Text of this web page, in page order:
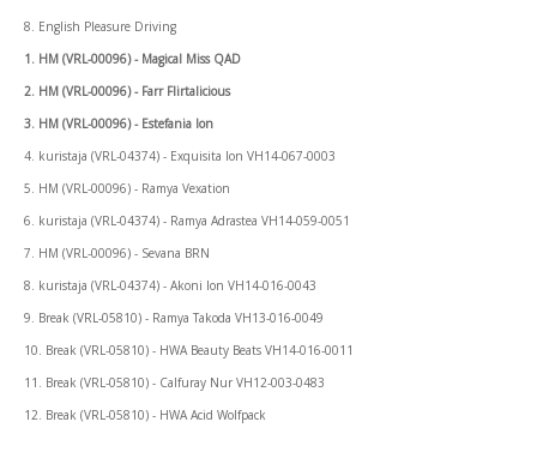
8. English Pleasure Driving
1. HM (VRL-00096) - Magical Miss QAD
2. HM (VRL-00096) - Farr Flirtalicious
3. HM (VRL-00096) - Estefania Ion
4. kuristaja (VRL-04374) - Exquisita Ion VH14-067-0003
5. HM (VRL-00096) - Ramya Vexation
6. kuristaja (VRL-04374) - Ramya Adrastea VH14-059-0051
7. HM (VRL-00096) - Sevana BRN
8. kuristaja (VRL-04374) - Akoni Ion VH14-016-0043
9. Break (VRL-05810) - Ramya Takoda VH13-016-0049
10. Break (VRL-05810) - HWA Beauty Beats VH14-016-0011
11. Break (VRL-05810) - Calfuray Nur VH12-003-0483
12. Break (VRL-05810) - HWA Acid Wolfpack